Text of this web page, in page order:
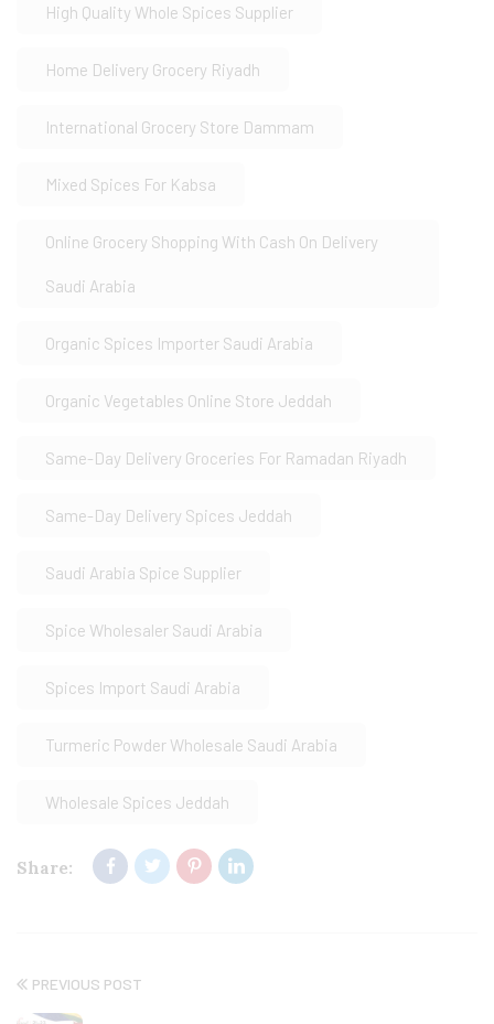
High Quality Whole Spices Supplier
Home Delivery Grocery Riyadh
International Grocery Store Dammam
Mixed Spices For Kabsa
Online Grocery Shopping With Cash On Delivery
Saudi Arabia
Organic Spices Importer Saudi Arabia
Organic Vegetables Online Store Jeddah
Same-Day Delivery Groceries For Ramadan Riyadh
Same-Day Delivery Spices Jeddah
Saudi Arabia Spice Supplier
Spice Wholesaler Saudi Arabia
Spices Import Saudi Arabia
Turmeric Powder Wholesale Saudi Arabia
Wholesale Spices Jeddah
Share:
PREVIOUS POST